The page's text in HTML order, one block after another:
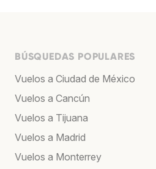
BÚSQUEDAS POPULARES
Vuelos a Ciudad de México
Vuelos a Cancún
Vuelos a Tijuana
Vuelos a Madrid
Vuelos a Monterrey